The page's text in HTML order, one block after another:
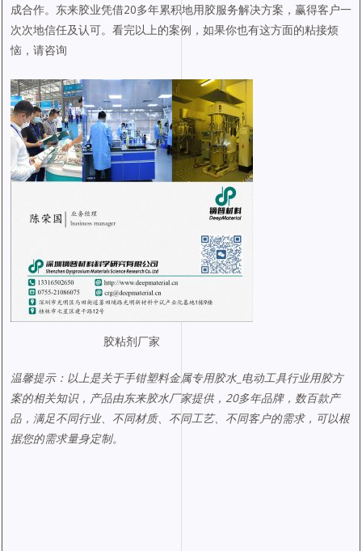
成合作。东来胶业凭借20多年累积地用胶服务解决方案，赢得客户一
次次地信任及认可。看完以上的案例，如果你也有这方面的粘接烦
恼，请咨询
胶粘剂厂家
温馨提示：以上是关于手钳塑料金属专用胶水_电动工具行业用胶方
案的相关知识，产品由东来胶水厂家提供，20多年品牌，数百款产
品，满足不同行业、不同材质、不同工艺、不同客户的需求，可以根
据您的需求量身定制。